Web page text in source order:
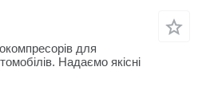
для
Надаємо якісні